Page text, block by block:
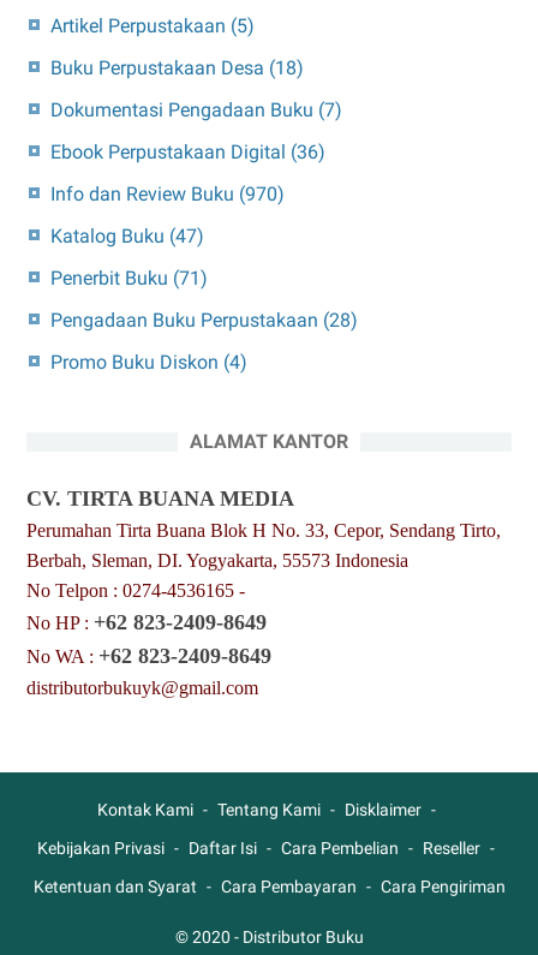
Artikel Perpustakaan (5)
Buku Perpustakaan Desa (18)
Dokumentasi Pengadaan Buku (7)
Ebook Perpustakaan Digital (36)
Info dan Review Buku (970)
Katalog Buku (47)
Penerbit Buku (71)
Pengadaan Buku Perpustakaan (28)
Promo Buku Diskon (4)
ALAMAT KANTOR
CV. TIRTA BUANA MEDIA
Perumahan Tirta Buana Blok H No. 33, Cepor, Sendang Tirto,
Berbah, Sleman, DI. Yogyakarta, 55573 Indonesia
No Telpon : 0274-4536165 -
No HP : +62 823-2409-8649
No WA : +62 823-2409-8649
distributorbukuyk@gmail.com
Kontak Kami Tentang Kami
Disklaimer
Kebijakan Privasi
Daftar Isi Cara Pembelian
Reseller
Ketentuan dan Syarat
Cara Pembayaran Cara Pengiriman
© 2020 - Distributor Buku